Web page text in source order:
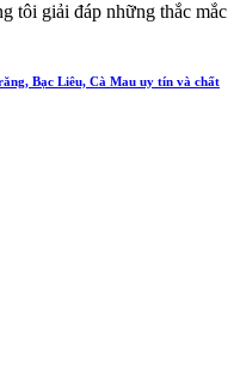
tôi giải đáp những thắc mắc
Bạc Liêu, Cà Mau uy tín và chất